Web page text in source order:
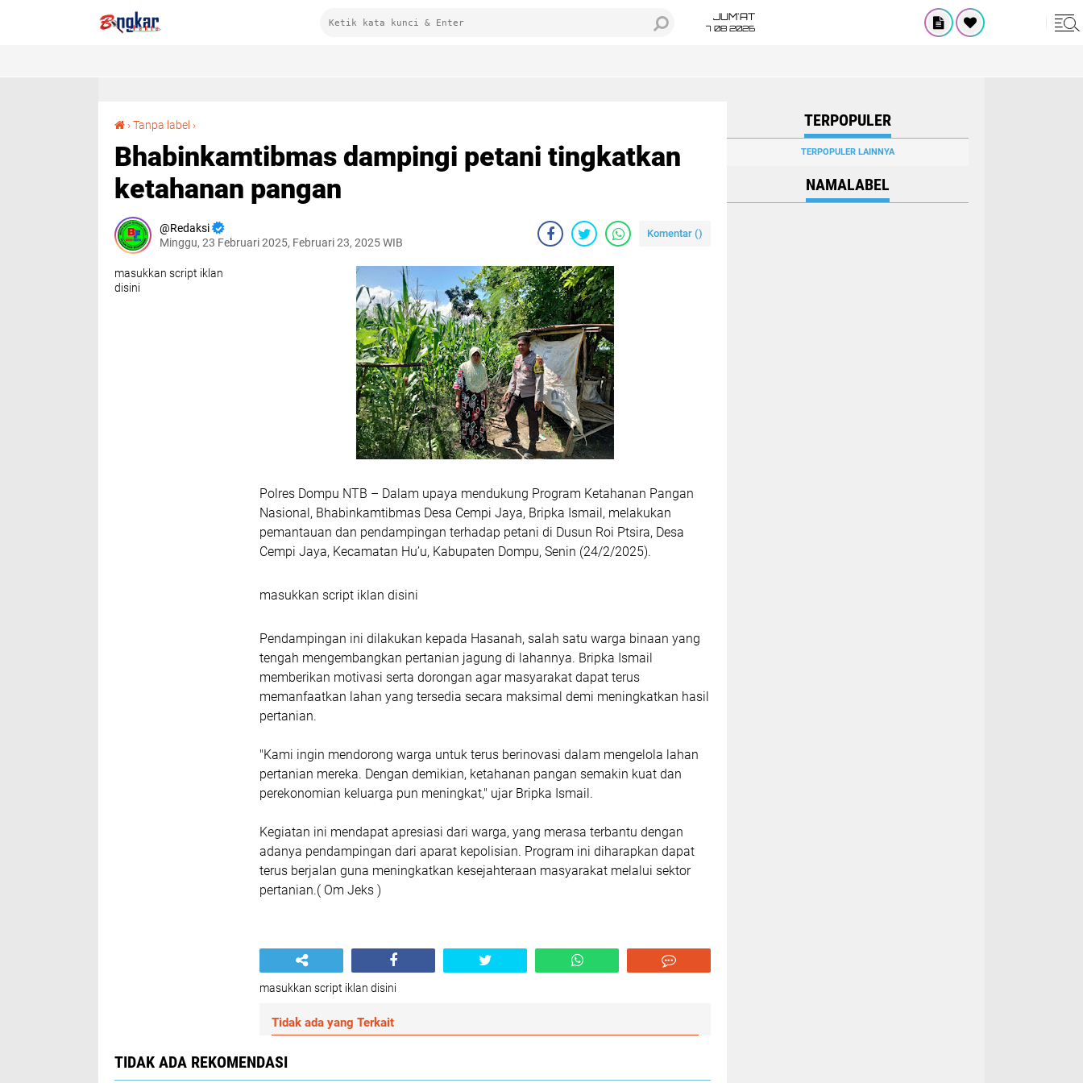
JUM'AT
7 08 2026
›Tanpa label ›
Bhabinkamtibmas dampingi petani tingkatkan
ketahanan pangan
Redaksi
Minggu, 23 Februari 2025, Februari 23, 2025 WIB
Komentar ()
masukkan script iklan
disini
Polres Dompu NTB – Dalam upaya mendukung Program Ketahanan Pangan
Nasional, Bhabinkamtibmas Desa Cempi Jaya, Bripka Ismail, melakukan
pemantauan dan pendampingan terhadap petani di Dusun Roi Ptsira, Desa
Cempi Jaya, Kecamatan Hu’u, Kabupaten Dompu, Senin (24/2/2025).
masukkan script iklan disini
Pendampingan ini dilakukan kepada Hasanah, salah satu warga binaan yang
tengah mengembangkan pertanian jagung di lahannya. Bripka Ismail
memberikan motivasi serta dorongan agar masyarakat dapat terus
memanfaatkan lahan yang tersedia secara maksimal demi meningkatkan hasil
pertanian.
"Kami ingin mendorong warga untuk terus berinovasi dalam mengelola lahan
pertanian mereka. Dengan demikian, ketahanan pangan semakin kuat dan
perekonomian keluarga pun meningkat," ujar Bripka Ismail.
Kegiatan ini mendapat apresiasi dari warga, yang merasa terbantu dengan
adanya pendampingan dari aparat kepolisian. Program ini diharapkan dapat
terus berjalan guna meningkatkan kesejahteraan masyarakat melalui sektor
pertanian.( Om Jeks )
masukkan script iklan disini
Tidak ada yang Terkait
TIDAK ADA REKOMENDASI
TERPOPULER
TERPOPULER LAINNYA
NAMALABEL